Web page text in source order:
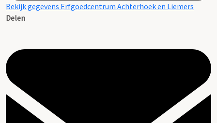
Bekijk gegevens Erfgoedcentrum Achterhoek en Liemers
Delen